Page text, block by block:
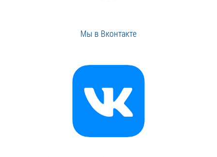
Мы в Вконтакте